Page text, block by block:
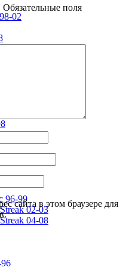
02
96-99
02-03
04-08
Обязательные поля
сайта в этом браузере для